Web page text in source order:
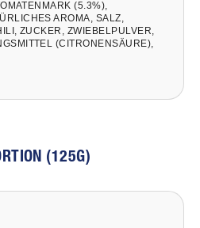
(5.3%),
AROMA, SALZ,
ZUCKER, ZWIEBELPULVER,
(CITRONENSÄURE),
(125G)